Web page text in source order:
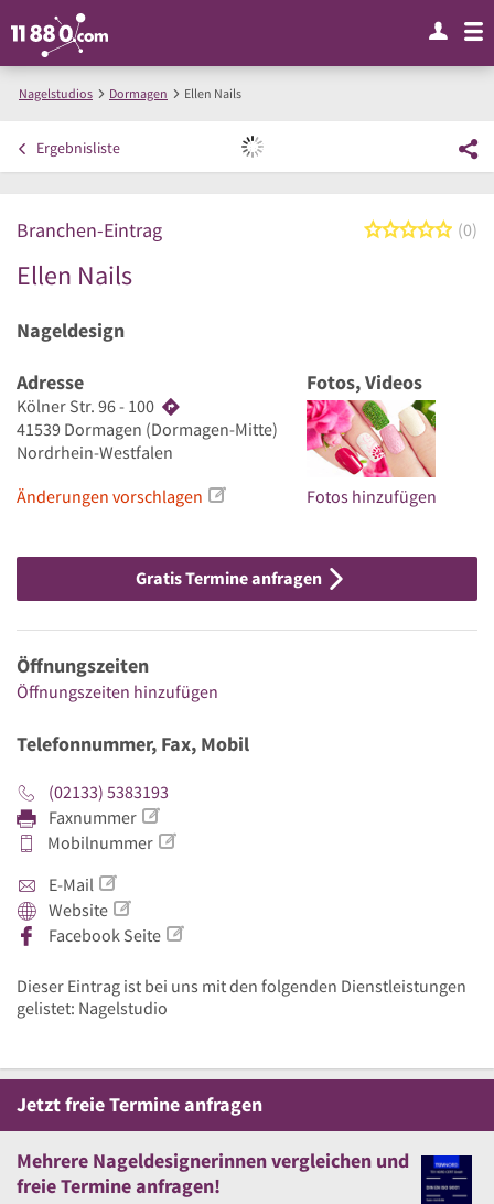
Nagelstudios Dormagen Ellen Nails
Ergebnisliste
Branchen-Eintrag 00
Ellen Nails
Nageldesign
Adresse
Kölner Str. 96 - 100
41539 Dormagen (Dormagen-Mitte)
Nordrhein-Westfalen
Änderungen vorschlagen
Fotos, Videos
Fotos hinzufügen
Gratis Termine anfragen
Öffnungszeiten
Öffnungszeiten hinzufügen
Telefonnummer, Fax, Mobil
(02133) 5383193
Faxnummer
Mobilnummer
E-Mail
Website
Facebook Seite
Dieser Eintrag ist bei uns mit den folgenden Dienstleistungen
gelistet: Nagelstudio
JetztfreieTermine anfragen
Mehrere Nageldesignerinnen vergleichen und
freieTermine anfragen!